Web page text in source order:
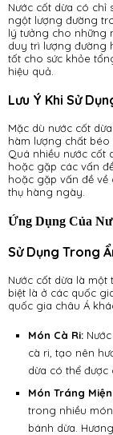
Nước cốt dừa có
ngột lượng đường
lý tưởng cho những
duy trì lượng đường
tốt cho sức khỏe
hiệu quả.
Lưu Ý Khi Sử
Mặc dù nước cốt
hàm lượng chất béo
Quá nhiều nước cốt
hoặc gặp các vấn
hoặc gặp vấn đề về
thụ hàng ngày.
Ứng Dụng Của
Sử Dụng Trong
Nước cốt dừa là
biệt là ở các quốc
quốc gia châu Á
Món Cà Ri:
cà ri, tạo nên
dừa có thể được
Món Tráng
trong nhiều
bánh dừa.